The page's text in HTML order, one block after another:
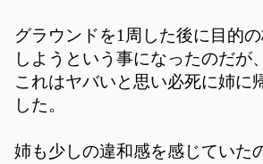
グラウンドを1周した後に目的
しようという事になったのだが
これはヤバいと思い必死に姉に
した。
姉も少しの違和感を感じていた